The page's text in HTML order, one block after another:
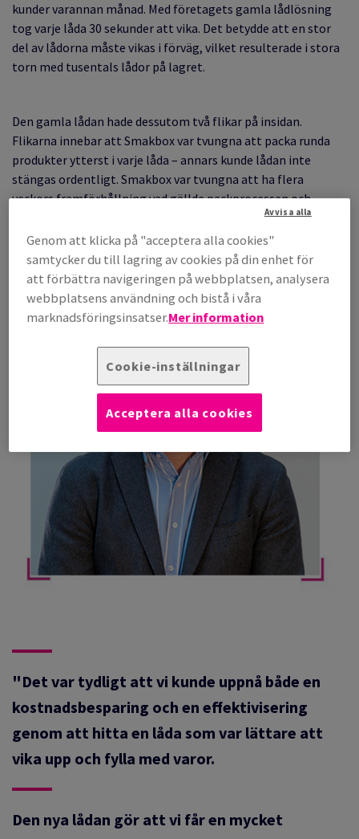
kunder varannan månad. Med företagets gamla lådlösning
tog varje låda 30 sekunder att vika. Det betydde att en stor
del av lådorna måste vikas i förväg, vilket resulterade i stora
torn med tusentals lådor på lagret.
Den gamla lådan hade dessutom två flikar på insidan.
Flikarna innebar att Smakbox var tvungna att packa runda
produkter ytterst i varje låda – annars kunde lådan inte
stängas ordentligt. Smakbox var tvungna att ha flera
veckors framförhållning vad gällde packprocessen och
vikningen, vilket gjorde det svårt att ändra i lådornas
sortiment.
"Det var tydligt att vi kunde uppnå både en
kostnadsbesparing och en effektivisering
genom att hitta en låda som var lättare att
vika upp och fylla med varor.
Den nya lådan gör att vi får en mycket
Genom att klicka på "acceptera alla cookies"
samtycker du till lagring av cookies på din enhet för
att förbättra navigeringen på webbplatsen, analysera
webbplatsens användning och bistå i våra
marknadsföringsinsatser.Mer information
Cookie-inställningar
Avvisa alla
Acceptera alla cookies